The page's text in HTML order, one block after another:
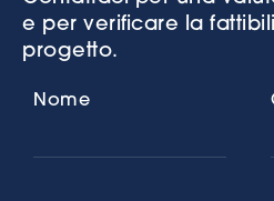
e per verificare la
progetto.
Nome